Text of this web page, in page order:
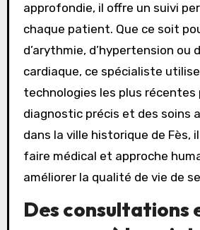
approfondie, il offre un suivi
chaque patient. Que ce soit
d’arythmie, d’hypertension ou
cardiaque, ce spécialiste
technologies les plus récentes
diagnostic précis et des soins
dans la ville historique de Fès,
faire médical et approche
améliorer la qualité de vie de
Des consultations